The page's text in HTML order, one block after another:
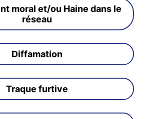
moral et/ou Haine dans le
réseau
Diffamation
Traque furtive